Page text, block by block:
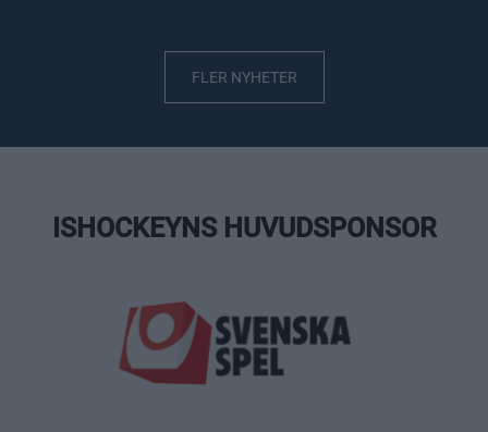
FLER NYHETER
ISHOCKEYNS HUVUDSPONSOR